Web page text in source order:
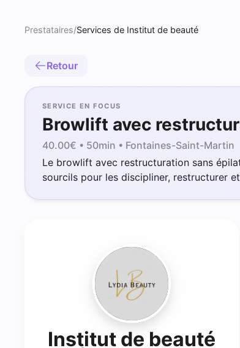
Prestataires/Services de Institut de beauté
Retour
SERVICE EN FOCUS
Browlift avec
40.00€ • 50min • Fontaines-Saint-Martin
Le browlift avec restructuration sans
sourcils pour les discipliner, restructurer
Institut de beauté -